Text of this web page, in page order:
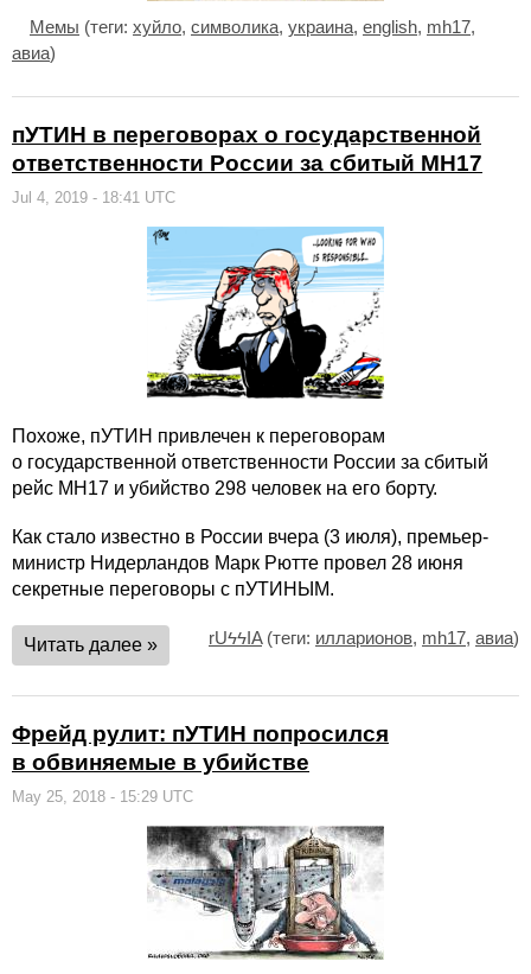
Мемы (теги: хуйло, символика, украина, english, mh17,
авиа)
пУТИН в переговорах о государственной
ответственности России за сбитый МН17
Jul 4, 2019 - 18:41 UTC
Похоже, пУТИН привлечен к переговорам
о государственной ответственности России за сбитый
рейс МН17 и убийство 298 человек на его борту.
Как стало известно в России вчера (3 июля), премьер-
министр Нидерландов Марк Рютте провел 28 июня
секретные переговоры с пУТИНЫМ.
Читать далее » rUϟϟIA(теги: илларионов, mh17, авиа)
Фрейд рулит: пУТИН попросился
в обвиняемые в убийстве
May 25, 2018 - 15:29 UTC